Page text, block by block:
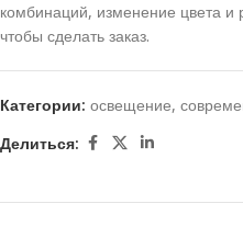
комбинаций, изменение цвета
чтобы сделать заказ.
Категории: освещение,
Делиться: